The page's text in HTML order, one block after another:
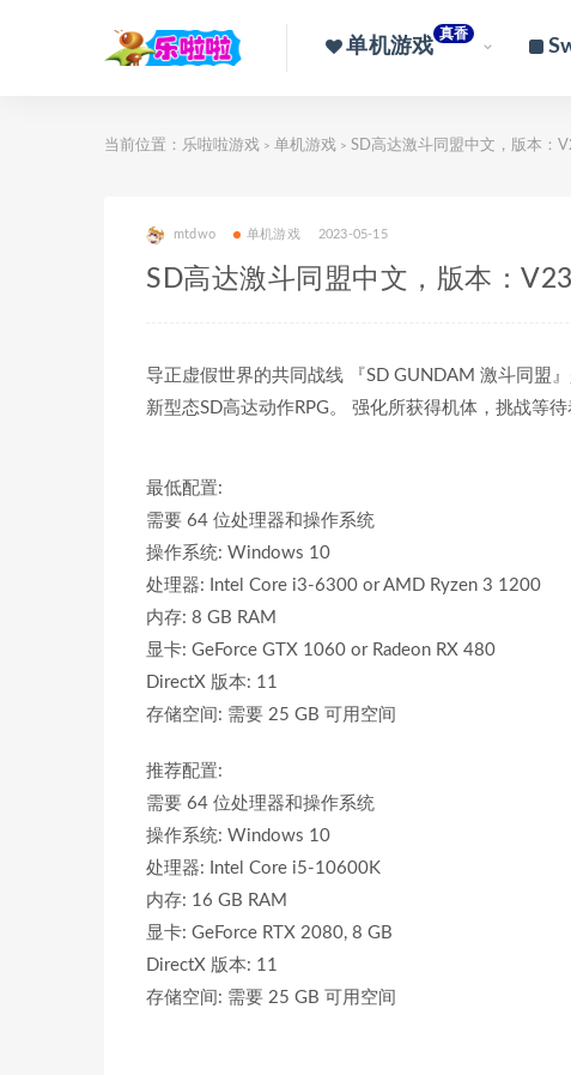
单机游戏
真香
当前位置： 乐啦啦游戏 > 单机游戏 > SD高达激斗同盟中文，版本：
mtdwo 单机游戏 2023-05-15
SD高达激斗同盟中文，版本：
导正虚假世界的共同战线 『SD GUNDAM 激斗同盟
新型态SD高达动作RPG。 强化所获得机体，挑战等
最低配置:
需要 64 位处理器和操作系统
操作系统: Windows 10
处理器: Intel Core i3-6300 or AMD Ryzen 3 1200
内存: 8 GB RAM
显卡: GeForce GTX 1060 or Radeon RX 480
DirectX 版本: 11
存储空间: 需要 25 GB 可用空间
推荐配置:
需要 64 位处理器和操作系统
操作系统: Windows 10
处理器: Intel Core i5-10600K
内存: 16 GB RAM
显卡: GeForce RTX 2080, 8 GB
DirectX 版本: 11
存储空间: 需要 25 GB 可用空间